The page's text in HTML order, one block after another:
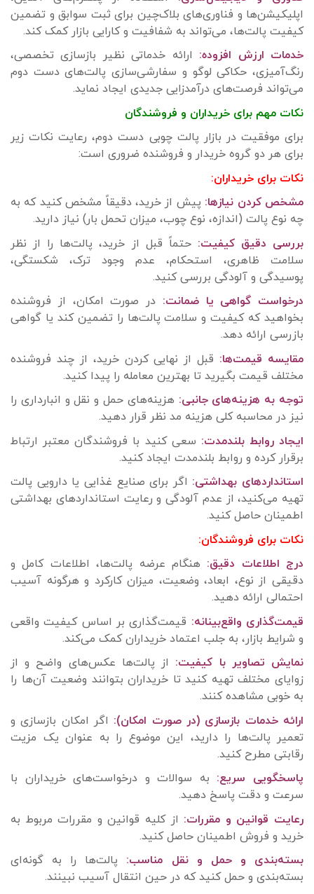
اپلیکیشن‌ها و فناوری‌های بلاک‌چین برای ثبت سوابق و تضمین
کیفیت پالت‌ها، می‌تواند به شفافیت و کارایی بازار کمک کند.
خدمات ارزش افزوده: ارائه خدماتی نظیر بازسازی تخصصی،
رنگ‌آمیزی، حکاکی لوگو و سفارشی‌سازی پالت‌های دست دوم
می‌تواند فرصت‌های درآمدزایی جدیدی ایجاد نماید.
نکات مهم برای خریداران و فروشندگان
برای موفقیت در بازار پالت چوبی دست دوم، رعایت نکات زیر
برای هر دو گروه خریدار و فروشنده ضروری است:
نکات برای خریداران:
مشخص کردن نیازها: پیش از خرید، دقیقاً مشخص کنید که به
چه نوع پالت (اندازه، نوع چوب، میزان تحمل بار) نیاز دارید.
بررسی دقیق کیفیت: حتماً قبل از خرید، پالت‌ها را از نظر
سلامت ظاهری، استحکام، عدم وجود ترک، شکستگی،
پوسیدگی و آلودگی بررسی کنید.
درخواست گواهی یا ضمانت: در صورت امکان، از فروشنده
بخواهید که کیفیت و سلامت پالت‌ها را تضمین کند یا گواهی
بازرسی ارائه دهد.
مقایسه قیمت‌ها: قبل از نهایی کردن خرید، از چند فروشنده
مختلف قیمت بگیرید تا بهترین معامله را پیدا کنید.
توجه به هزینه‌های جانبی: هزینه‌های حمل و نقل و انبارداری را
نیز در محاسبه کلی هزینه مد نظر قرار دهید.
ایجاد روابط بلندمدت: سعی کنید با فروشندگان معتبر ارتباط
برقرار کرده و روابط بلندمدت ایجاد کنید.
استانداردهای بهداشتی: اگر برای صنایع غذایی یا دارویی پالت
تهیه می‌کنید، از عدم آلودگی و رعایت استانداردهای بهداشتی
اطمینان حاصل کنید.
نکات برای فروشندگان:
درج اطلاعات دقیق: هنگام عرضه پالت‌ها، اطلاعات کامل و
دقیقی از نوع، ابعاد، وضعیت، میزان کارکرد و هرگونه آسیب
احتمالی ارائه دهید.
قیمت‌گذاری واقع‌بینانه: قیمت‌گذاری بر اساس کیفیت واقعی
و شرایط بازار، به جلب اعتماد خریداران کمک می‌کند.
نمایش تصاویر با کیفیت: از پالت‌ها عکس‌های واضح و از
زوایای مختلف تهیه کنید تا خریداران بتوانند وضعیت آن‌ها را
به خوبی مشاهده کنند.
ارائه خدمات بازسازی (در صورت امکان): اگر امکان بازسازی و
تعمیر پالت‌ها را دارید، این موضوع را به عنوان یک مزیت
رقابتی مطرح کنید.
پاسخگویی سریع: به سوالات و درخواست‌های خریداران با
سرعت و دقت پاسخ دهید.
رعایت قوانین و مقررات: از کلیه قوانین و مقررات مربوط به
خرید و فروش اطمینان حاصل کنید.
بسته‌بندی و حمل و نقل مناسب: پالت‌ها را به گونه‌ای
بسته‌بندی و حمل کنید که در حین انتقال آسیب نبینند.